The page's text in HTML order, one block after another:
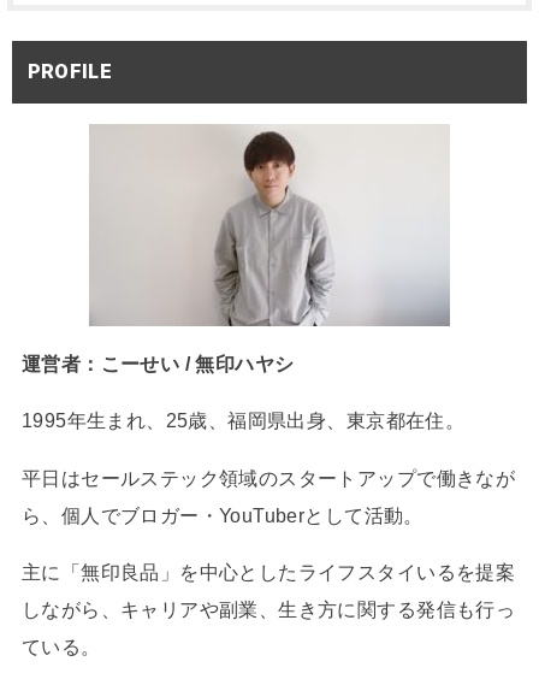
PROFILE
運営者：こーせい / 無印ハヤシ
1995年生まれ、25歳、福岡県出身、東京都在住。
平日はセールステック領域のスタートアップで働きなが
ら、個人でブロガー・YouTuberとして活動。
主に「無印良品」を中心としたライフスタイいるを提案
しながら、キャリアや副業、生き方に関する発信も行っ
ている。